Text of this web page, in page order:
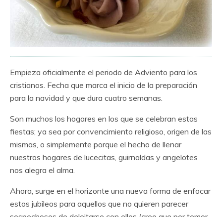
Empieza oficialmente el periodo de Adviento para los
cristianos. Fecha que marca el inicio de la preparación
para la navidad y que dura cuatro semanas.
Son muchos los hogares en los que se celebran estas
fiestas; ya sea por convencimiento religioso, origen de las
mismas, o simplemente porque el hecho de llenar
nuestros hogares de lucecitas, guirnaldas y angelotes
nos alegra el alma.
Ahora, surge en el horizonte una nueva forma de enfocar
estos jubileos para aquellos que no quieren parecer